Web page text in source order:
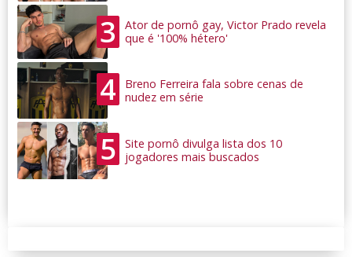
3
Ator de pornô gay, Victor Prado revela
que é '100% hétero'
4
Breno Ferreira fala sobre cenas de
nudez em série
5
Site pornô divulga lista dos 10
jogadores mais buscados